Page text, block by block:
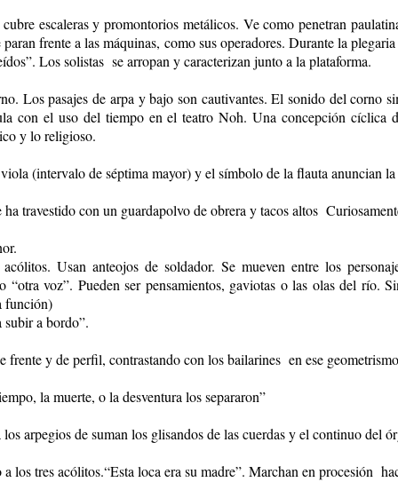
escaleras y promontorios metálicos. Ve como penetran
frente a las máquinas, como sus operadores. Durante la
Los solistas se arropan y caracterizan junto a la plataforma.
Los pasajes de arpa y bajo son cautivantes. El sonido del corno
con el uso del tiempo en el teatro Noh. Una concepción
y lo religioso.
(intervalo de séptima mayor) y el símbolo de la flauta anuncian
travestido con un guardapolvo de obrera y tacos altos
Usan anteojos de soldador. Se mueven entre los
“otra voz”. Pueden ser pensamientos, gaviotas o las olas del río.
función)
subir a bordo”.
frente y de perfil, contrastando con los bailarines en ese
la muerte, o la desventura los separaron”
arpegios de suman los glisandos de las cuerdas y el continuo del
los tres acólitos.“Esta loca era su madre”. Marchan en procesión